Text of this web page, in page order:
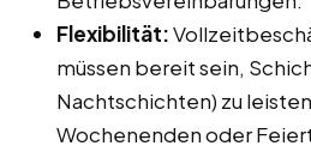
Flexibilität:
müssen bereit sein,
Nachtschichten) zu
Wochenenden oder